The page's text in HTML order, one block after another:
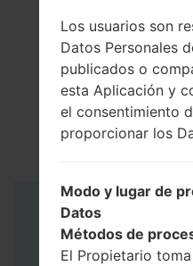
Los usuarios son
Datos Personales
publicados o
esta Aplicación y
el consentimiento
proporcionar los
Modo y lugar de
Datos
Métodos de
El Propietario